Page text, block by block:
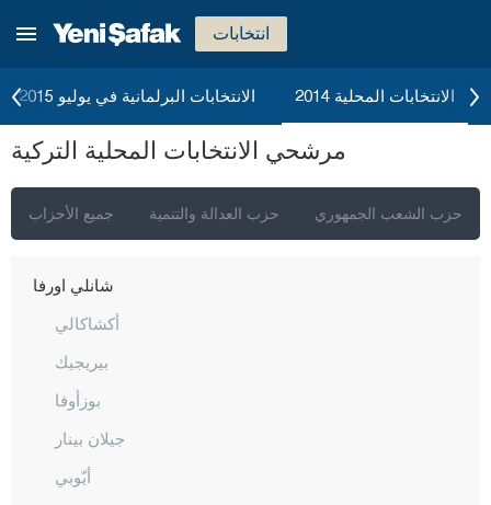
انتخابات
الانتخابات البرلمانية في يوليو 2015 الانتخابات المحلية 2014
مرشحي الانتخابات المحلية التركية
جميع الأحزاب حزب العدالة والتنمية حزب الشعب الجمهوري
نيغدا
عثمانية
ريزا
صامسون
شانلي أورفا
أكشاكالي
بيريجيك
بوزأوفا
جيلان بينار
أيّوبي